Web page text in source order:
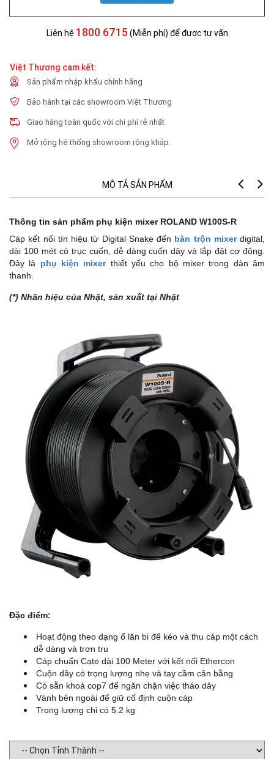
Liên hệ 1800 6715 (Miễn phí) để được tư vấn
Việt Thương cam kết:
Sản phẩm nhập khẩu chính hãng
Bảo hành tại các showroom Việt Thương
Giao hàng toàn quốc với chi phí rẻ nhất
Mở rộng hệ thống showroom rộng khắp.
MÔ TẢ SẢN PHẨM
Thông tin sản phẩm phụ kiện mixer ROLAND W100S-R
Cáp kết nối tín hiệu từ Digital Snake đến bàn trộn mixerdigital,
dài 100 mét có trục cuốn, dễ dàng cuốn dây và lắp đặt cơ động.
Đây là phụ kiện mixerthiết yếu cho bộ mixer trong dàn âm
thanh.
(*) Nhãn hiệu của Nhật, sản xuất tại Nhật
Đặc điểm:
Hoạt động theo dạng ổ lăn bi để kéo và thu cáp một cách
dễ dàng và trơn tru
Cáp chuẩn Cạte dài 100 Meter với kết nối Ethercon
Cuộn dây có trọng lượng nhẹ và tay cầm cân bằng
Có sẵn khoá cop7 để ngăn chặn việc tháo dây
Vành bên ngoài để giữ cố định cuộn cáp
Trọng lượng chỉ có 5.2 kg